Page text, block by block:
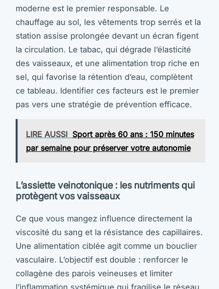
moderne est le premier responsable. Le
chauffage au sol, les vêtements trop serrés et la
station assise prolongée devant un écran figent
la circulation. Le tabac, qui dégrade l’élasticité
des vaisseaux, et une alimentation trop riche en
sel, qui favorise la rétention d’eau, complètent
ce tableau. Identifier ces facteurs est le premier
pas vers une stratégie de prévention efficace.
LIRE AUSSI Sport après 60 ans : 150 minutes
par semaine pour préserver votre autonomie
L’assiette veinotonique : les nutriments qui
protègent vos vaisseaux
Ce que vous mangez influence directement la
viscosité du sang et la résistance des capillaires.
Une alimentation ciblée agit comme un bouclier
vasculaire. L’objectif est double : renforcer le
collagène des parois veineuses et limiter